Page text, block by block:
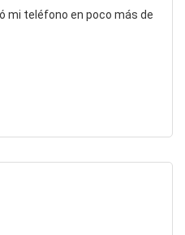
mi teléfono en poco más de